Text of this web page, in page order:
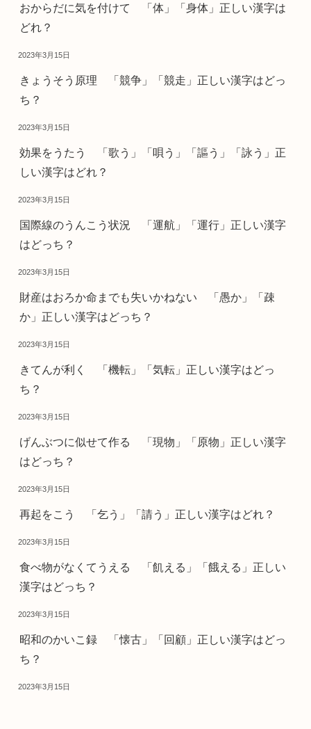
おからだに気を付けて 「体」「身体」正しい漢字は
どれ？
2023年3月15日
きょうそう原理 「競争」「競走」正しい漢字はどっ
ち？
2023年3月15日
効果をうたう 「歌う」「唄う」「謳う」「詠う」正
しい漢字はどれ？
2023年3月15日
国際線のうんこう状況 「運航」「運行」正しい漢字
はどっち？
2023年3月15日
財産はおろか命までも失いかねない 「愚か」「疎
か」正しい漢字はどっち？
2023年3月15日
きてんが利く 「機転」「気転」正しい漢字はどっ
ち？
2023年3月15日
げんぶつに似せて作る 「現物」「原物」正しい漢字
はどっち？
2023年3月15日
再起をこう 「乞う」「請う」正しい漢字はどれ？
2023年3月15日
食べ物がなくてうえる 「飢える」「餓える」正しい
漢字はどっち？
2023年3月15日
昭和のかいこ録 「懐古」「回顧」正しい漢字はどっ
ち？
2023年3月15日